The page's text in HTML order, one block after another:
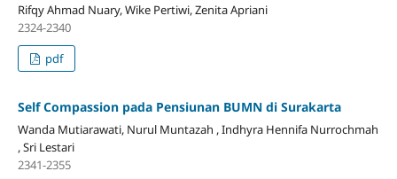
Rifqy Ahmad Nuary, Wike Pertiwi, Zenita Apriani
2324-2340
pdf
Self Compassion pada Pensiunan BUMN di Surakarta
Wanda Mutiarawati, Nurul Muntazah , Indhyra Hennifa Nurrochmah
, Sri Lestari
2341-2355